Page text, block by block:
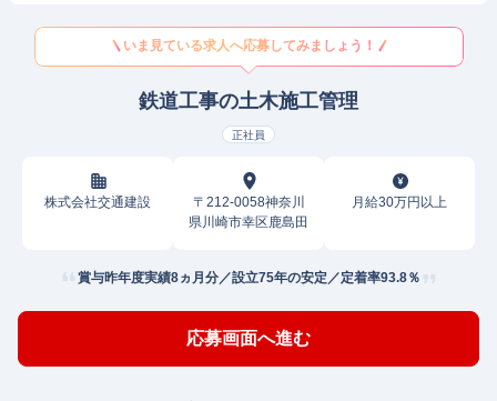
いま見ている求人へ応募してみましょう！
鉄道工事の土木施工管理
正社員
株式会社交通建設
〒212-0058神奈川
県川崎市幸区鹿島田
月給30万円以上
賞与昨年度実績8ヵ月分／設立75年の安定／定着率93.8％
応募画面へ進む